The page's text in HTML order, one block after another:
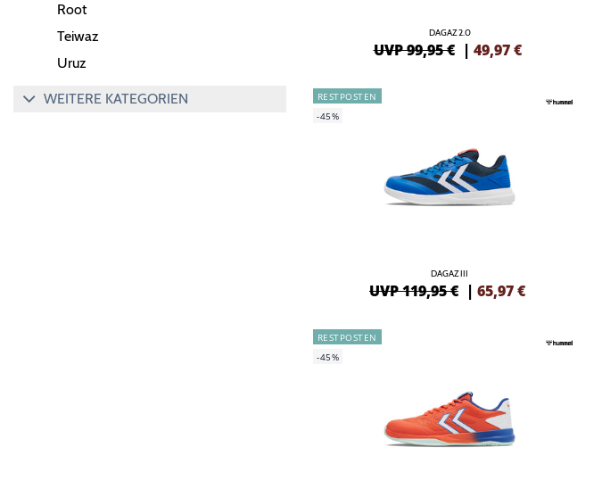
Root
Teiwaz
Uruz
WEITERE KATEGORIEN
DAGAZ 2.0
UVP 99,95 € | 49,97 €
RESTPOSTEN
-45%
DAGAZ III
UVP 119,95 € | 65,97€
RESTPOSTEN
-45%